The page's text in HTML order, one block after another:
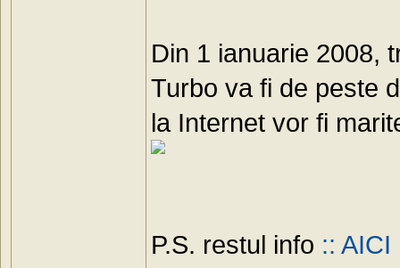
Din 1 ianuarie 2008,
Turbo va fi de peste
la Internet vor fi
P.S. restul info :: AICI